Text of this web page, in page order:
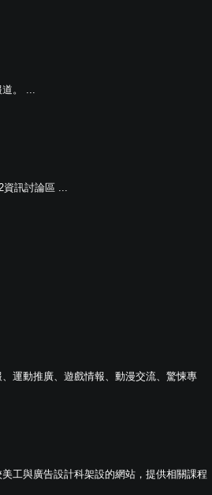
道。 ...
資訊討論區 ...
運動推廣、遊戲情報、動漫交流、驚悚專
工與廣告設計科架設的網站，提供相關課程